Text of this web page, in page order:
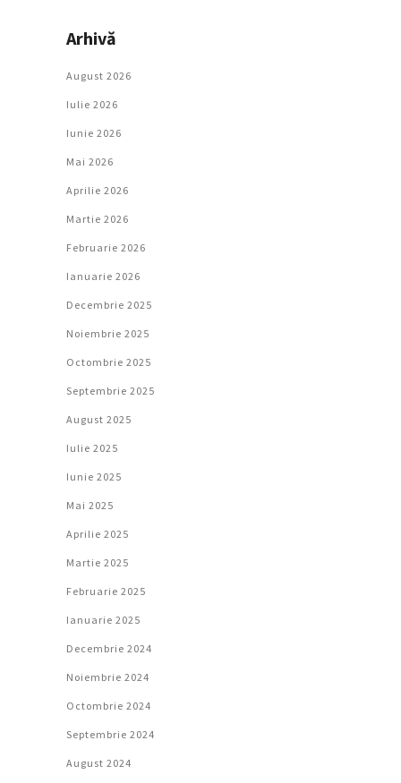
Arhivă
August 2026
Iulie 2026
Iunie 2026
Mai 2026
Aprilie 2026
Martie 2026
Februarie 2026
Ianuarie 2026
Decembrie 2025
Noiembrie 2025
Octombrie 2025
Septembrie 2025
August 2025
Iulie 2025
Iunie 2025
Mai 2025
Aprilie 2025
Martie 2025
Februarie 2025
Ianuarie 2025
Decembrie 2024
Noiembrie 2024
Octombrie 2024
Septembrie 2024
August 2024